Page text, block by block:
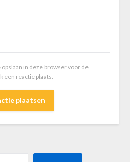
in deze browser voor de
een reactie plaats.